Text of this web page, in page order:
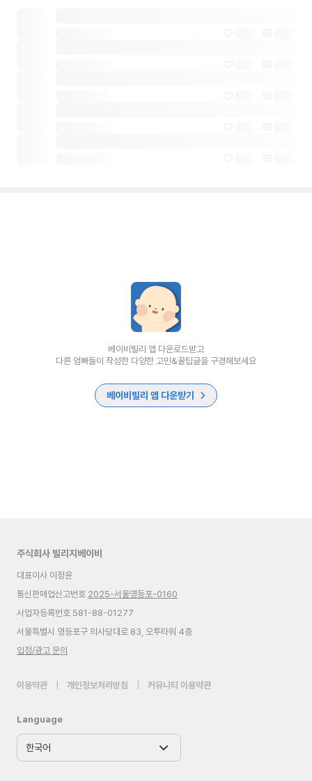
베이비빌리 앱 다운로드받고
다른 엄빠들이 작성한 다양한 고민&꿀팁글을 구경해보세요
베이비빌리 앱 다운받기
주식회사 빌리지베이비
대표이사 이정윤
통신판매업신고번호 2025-서울영등포-0160
사업자등록번호 581-88-01277
서울특별시 영등포구 의사당대로 83, 오투타워 4층
입점/광고 문의
이용약관 개인정보처리방침 커뮤니티 이용약관
Language